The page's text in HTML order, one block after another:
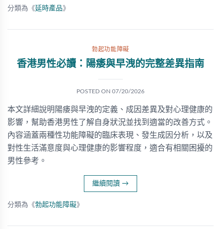
分類為《延時產品》
勃起功能障礙
香港男性必讀：陽痿與早洩的完整差異指南
POSTED ON 07/20/2026
本文詳細說明陽痿與早洩的定義、成因差異及對心理健康的
影響，幫助香港男性了解自身狀況並找到適當的改善方式。
內容涵蓋兩種性功能障礙的臨床表現、發生成因分析，以及
對性生活滿意度與心理健康的影響程度，適合有相關困擾的
男性參考。
繼續閱讀 →
分類為《勃起功能障礙》